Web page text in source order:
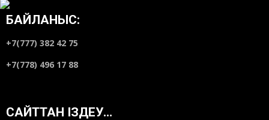
БАЙЛАНЫС:
+7(777) 382 42 75
+7(778) 496 17 88
САЙТТАН ІЗДЕУ…